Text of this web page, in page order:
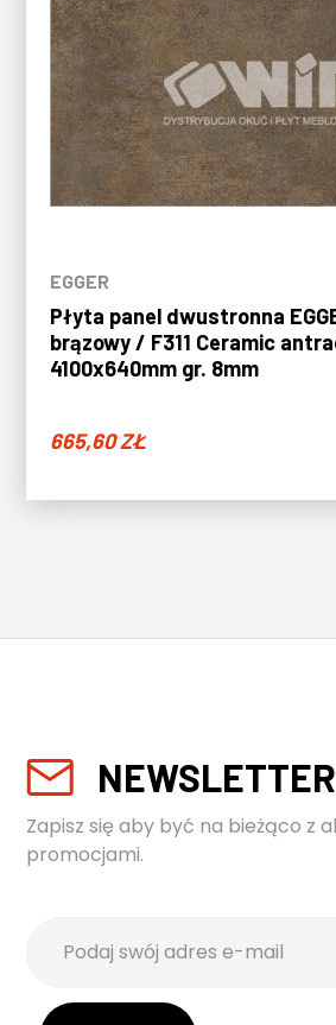
EGGER
Płyta panel dwustronna
brązowy / F311 Ceramic
4100x640mm gr. 8mm
665,60ZŁ
NEWSLETTER
Zapisz się aby być na bieżąco z
promocjami.